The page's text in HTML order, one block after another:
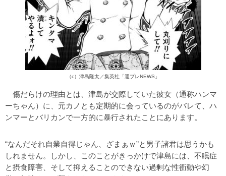
（c）津島隆太／集英社「週プレNEWS」
傷だらけの理由とは、津島が交際していた彼女（通称ハンマ
ーちゃん）に、元カノとも定期的に会っているのがバレて、ハ
ンマーとバリカンで一方的に暴行されたことにあります。
“なんだそれ自業自得じゃん、ざまぁｗ”と男子諸君は思うかも
しれません。しかし、このことがきっかけで津島には、不眠症
と摂食障害、そして抑えることのできない過剰な性衝動や幻